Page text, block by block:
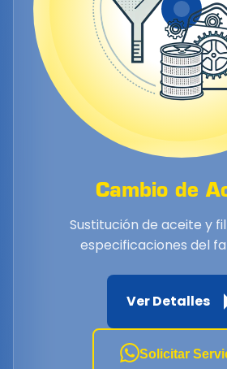
Cambio de
Sustitución de aceite y
especificaciones del
Ver Detalles
Solicitar